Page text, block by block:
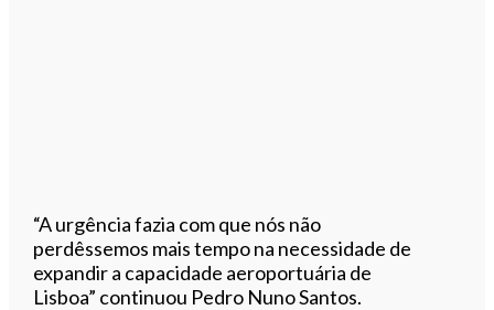
“A urgência fazia com que nós não
perdêssemos mais tempo na necessidade de
expandir a capacidade aeroportuária de
Lisboa” continuou Pedro Nuno Santos.